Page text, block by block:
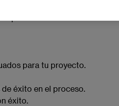
clave sobre los
países.
para tu proyecto.
éxito en el proceso.
éxito.